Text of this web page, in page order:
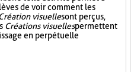
de voir comment les
visuellesont perçus,
Créations visuellespermettent
en perpétuelle